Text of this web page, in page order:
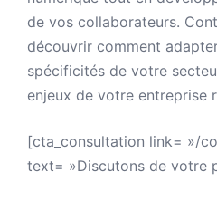
de vos collaborateurs.
découvrir comment
spécificités de votre
enjeux de votre entreprise
[cta_consultation link= »/
text= »Discutons de votre